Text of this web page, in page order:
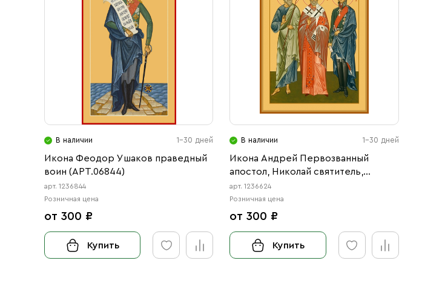
В наличии 1-30 дней
Икона Феодор Ушаков праведный
воин (АРТ.06844)
арт. 1236844
Розничная цена
от 300 ₽
Купить
В наличии 1-30 дней
Икона Андрей Первозванный
апостол, Николай святитель,
Феодор Ушаков праведный
(АРТ.06624)
арт. 1236624
Розничная цена
от 300 ₽
Купить